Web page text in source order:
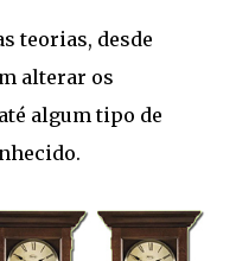
teorias, desde
alterar os
algum tipo de